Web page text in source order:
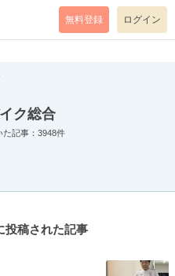
mode=return level=notice
無料登録 ログイン
ク総合
た記事：3948件
投稿された記事